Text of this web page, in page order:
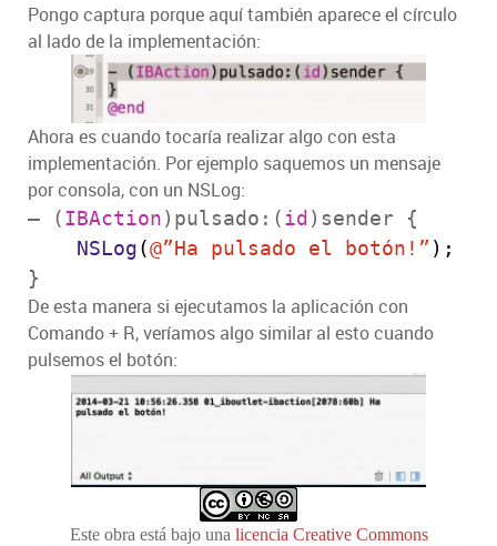
Pongo captura porque aquí también aparece el círculo
al lado de la implementación:
Ahora es cuando tocaría realizar algo con esta
implementación. Por ejemplo saquemos un mensaje
por consola, con un NSLog:
– (IBAction)pulsado:(id )sender {
NSLog(@”Ha pulsado el botón!” );
}
De esta manera si ejecutamos la aplicación con
Comando + R, veríamos algo similar al esto cuando
pulsemos el botón:
Este obra está bajo una licencia Creative Commons